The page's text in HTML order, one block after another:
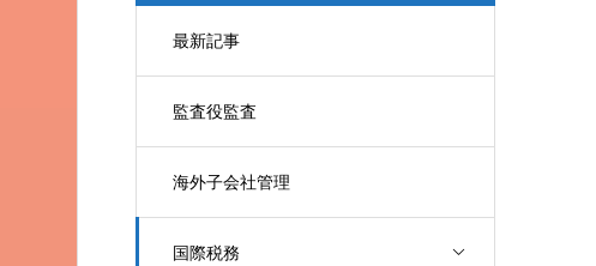
最新記事
監査役監査
海外子会社管理
国際税務